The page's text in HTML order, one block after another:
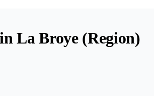
La Broye (Region)